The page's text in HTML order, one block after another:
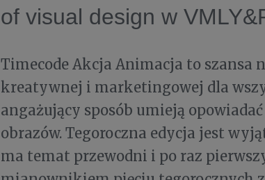
of visual design w
Timecode Akcja Animacja to szansa
kreatywnej i marketingowej dla
angażujący sposób umieją
obrazów. Tegoroczna edycja jest
ma temat przewodni i po raz